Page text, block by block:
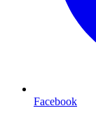
Facebook